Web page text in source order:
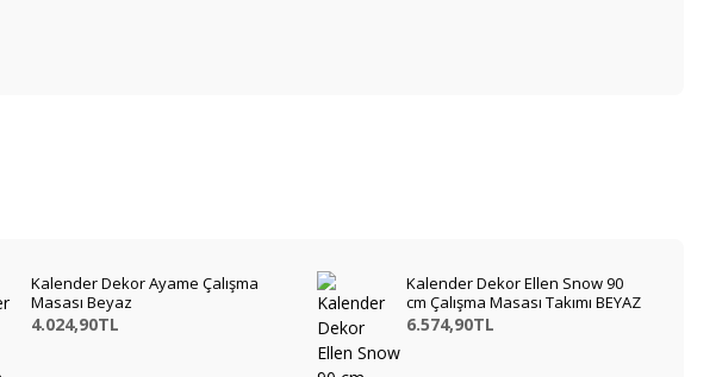
Kalender Dekor Ayame Çalışma
Masası Beyaz
4.024,90TL
Kalender Dekor Ellen Snow 90
cm Çalışma Masası Takımı BEYAZ
6.574,90TL